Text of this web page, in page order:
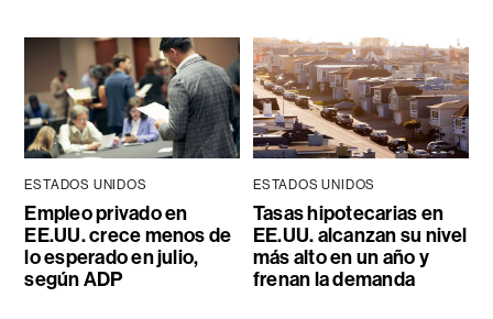
ESTADOS UNIDOS
Empleo privado en
EE.UU. crece menos de
lo esperado en julio,
según ADP
ESTADOS UNIDOS
Tasas hipotecarias en
EE.UU. alcanzan su nivel
más alto en un año y
frenan la demanda